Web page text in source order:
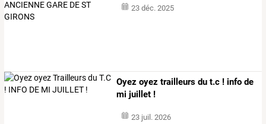
23 déc. 2025
Oyez oyez trailleurs du t.c ! info de
mi juillet !
23 juil. 2026